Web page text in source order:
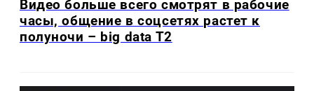
Видео больше всего смотрят в рабочие
часы, общение в соцсетях растет к
полуночи – big data T2